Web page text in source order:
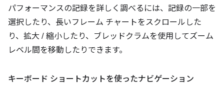
パフォーマンスの記録を詳しく調べるには、記録の一部を
選択したり、長いフレーム チャートをスクロールした
り、拡大 / 縮小したり、ブレッドクラムを使用してズーム
レベル間を移動したりできます。
キーボード ショートカットを使ったナビゲーション